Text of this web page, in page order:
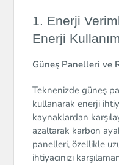
1. Enerji
Enerji
Güneş Panelleri ve
Teknenizde güneş
kullanarak enerji
kaynaklardan
azaltarak karbon
panelleri, özellikle
ihtiyacınızı